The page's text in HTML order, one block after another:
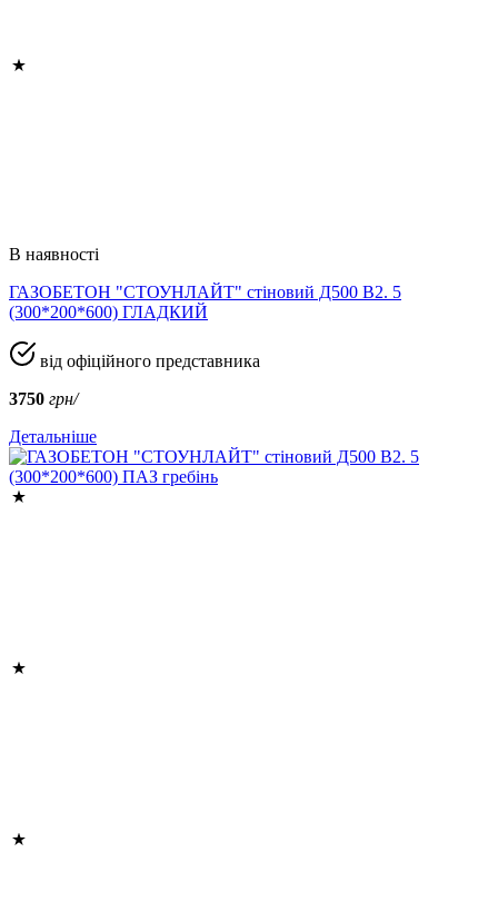
В наявності
ГАЗОБЕТОН "СТОУНЛАЙТ" стіновий Д500 В2. 5
(300*200*600) ГЛАДКИЙ
від офіційного представника
3750 грн/
Детальніше